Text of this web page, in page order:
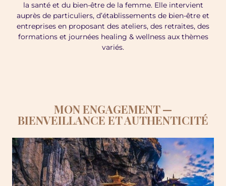
la santé et du bien-être de la femme. Elle intervient
auprès de particuliers, d’établissements de bien-être et
entreprises en proposant des ateliers, des retraites, des
formations et journées healing & wellness aux thèmes
variés.
MON ENGAGEMENT —
BIENVEILLANCE ET AUTHENTICITÉ